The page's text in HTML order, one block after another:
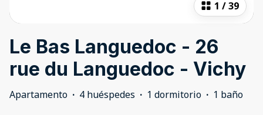
1 /39
Le Bas Languedoc - 26
rue du Languedoc - Vichy
Apartamento · 4 huéspedes · 1 dormitorio · 1 baño